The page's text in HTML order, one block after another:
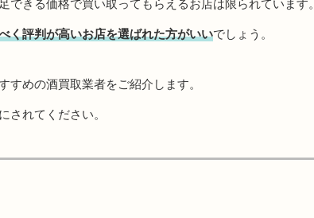
きる価格で買い取ってもらえるお店は限られています。
く評判が高いお店を選ばれた方がいいでしょう。
めの酒買取業者をご紹介します。
されてください。